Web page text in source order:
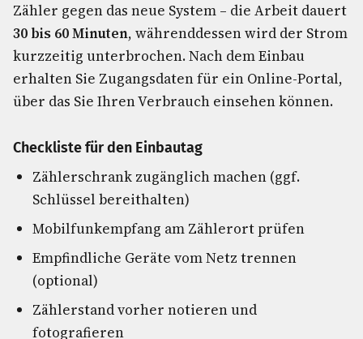
Zähler gegen das neue System – die Arbeit dauert
30 bis 60 Minuten, währenddessen wird der Strom
kurzzeitig unterbrochen. Nach dem Einbau
erhalten Sie Zugangsdaten für ein Online-Portal,
über das Sie Ihren Verbrauch einsehen können.
Checkliste für den Einbautag
Zählerschrank zugänglich machen (ggf.
Schlüssel bereithalten)
Mobilfunkempfang am Zählerort prüfen
Empfindliche Geräte vom Netz trennen
(optional)
Zählerstand vorher notieren und
fotografieren